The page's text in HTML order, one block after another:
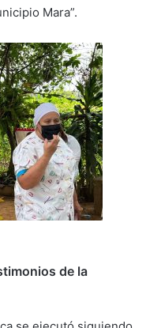
Mara”.
de la